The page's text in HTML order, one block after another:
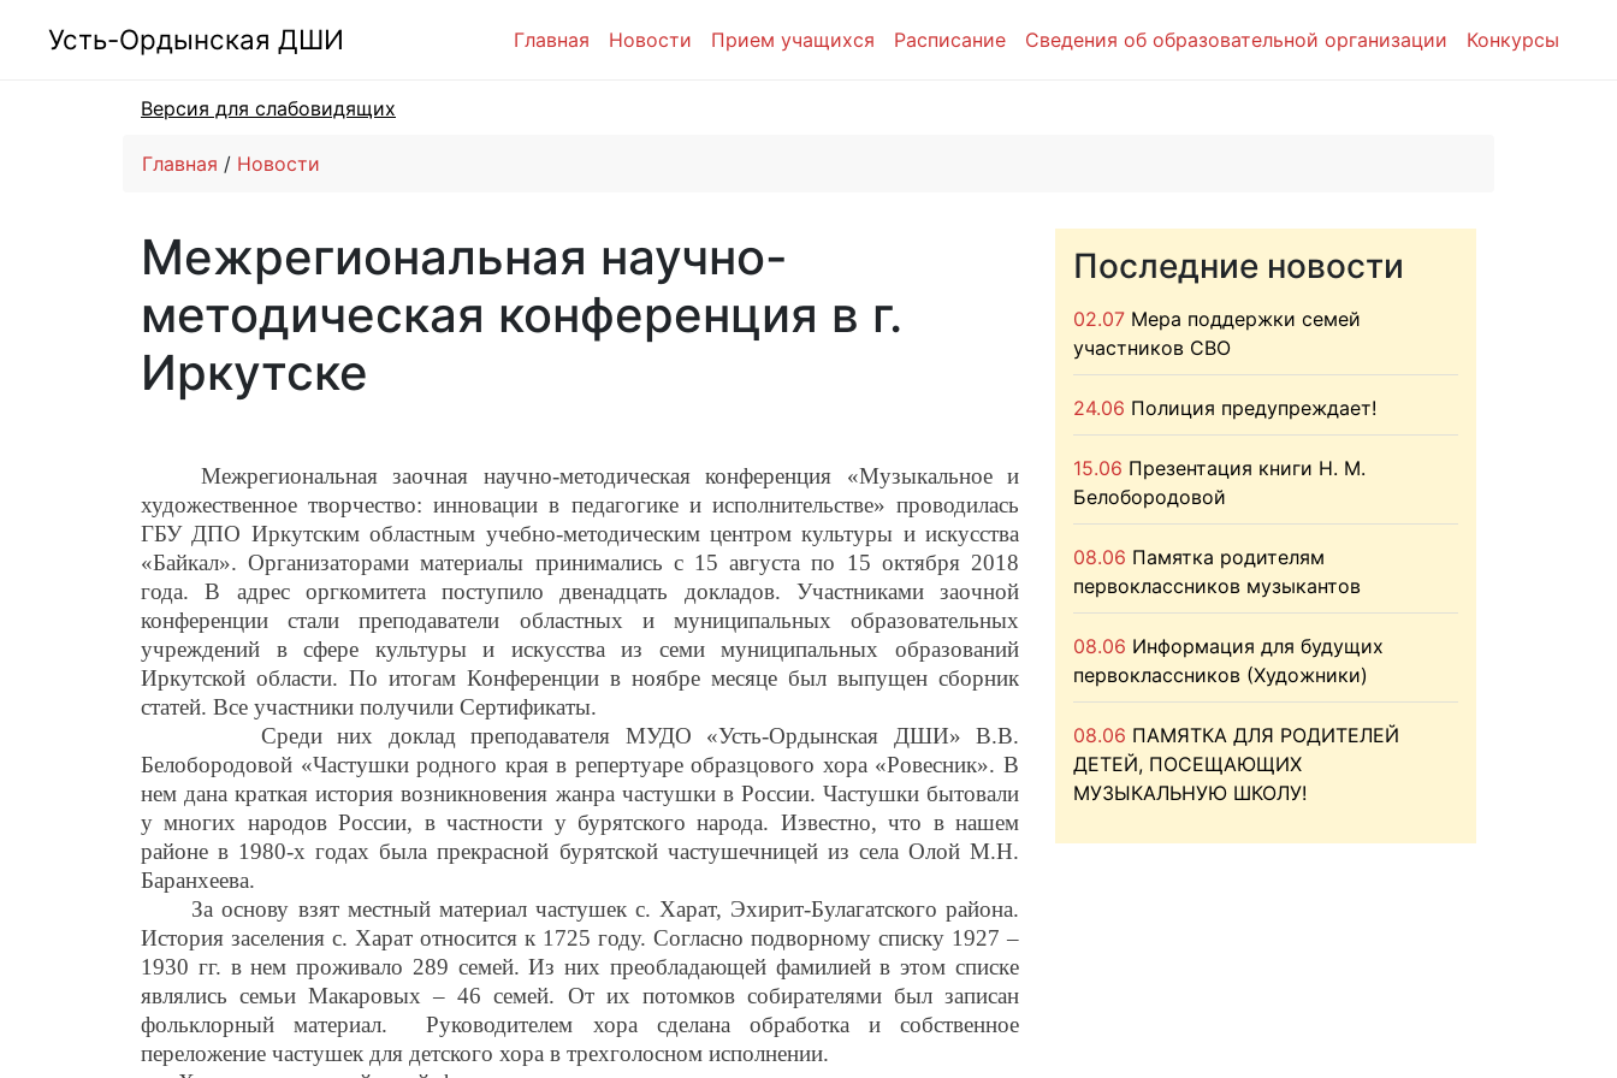
Усть-Ордынская ДШИ Главная Новости Прием учащихся Расписание Сведения об образовательной организации Конкурсы
Версия для слабовидящих
Главная Новости
Межрегиональная научно-
методическая конференция в г.
Иркутске
Межрегиональная заочная научно-методическая конференция «Музыкальное и
художественное творчество: инновации в педагогике и исполнительстве» проводилась
ГБУ ДПО Иркутским областным учебно-методическим центром культуры и искусства
«Байкал». Организаторами материалы принимались с 15 августа по 15 октября 2018
года. В адрес оргкомитета поступило двенадцать докладов. Участниками заочной
конференции стали преподаватели областных и муниципальных образовательных
учреждений в сфере культуры и искусства из семи муниципальных образований
Иркутской области. По итогам Конференции в ноябре месяце был выпущен сборник
статей. Все участники получили Сертификаты.
Среди них доклад преподавателя МУДО «Усть-Ордынская ДШИ» В.В.
Белобородовой «Частушки родного края в репертуаре образцового хора «Ровесник». В
нем дана краткая история возникновения жанра частушки в России. Частушки бытовали
у многих народов России, в частности у бурятского народа. Известно, что в нашем
районе в 1980-х годах была прекрасной бурятской частушечницей из села Олой М.Н.
Баранхеева.
За основу взят местный материал частушек с. Харат, Эхирит-Булагатского района.
История заселения с. Харат относится к 1725 году. Согласно подворному списку 1927 –
1930 гг. в нем проживало 289 семей. Из них преобладающей фамилией в этом списке
являлись семьи Макаровых – 46 семей. От их потомков собирателями был записан
фольклорный материал. Руководителем хора сделана обработка и собственное
переложение частушек для детского хора в трехголосном исполнении.
Последние новости
02.07 Мера поддержки семей
участников СВО
24.06 Полиция предупреждает!
15.06 Презентация книги Н. М.
Белобородовой
08.06 Памятка родителям
первоклассников музыкантов
08.06 Информация для будущих
первоклассников (Художники)
08.06 ПАМЯТКА ДЛЯ РОДИТЕЛЕЙ
ДЕТЕЙ, ПОСЕЩАЮЩИХ
МУЗЫКАЛЬНУЮ ШКОЛУ!